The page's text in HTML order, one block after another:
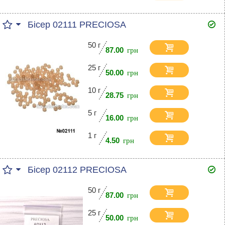
Бісер 02111 PRECIOSA
50 г
87.00
25 г
50.00
10 г
28.75
5 г
16.00
1 г
4.50
Бісер 02112 PRECIOSA
50 г
87.00
25 г
50.00